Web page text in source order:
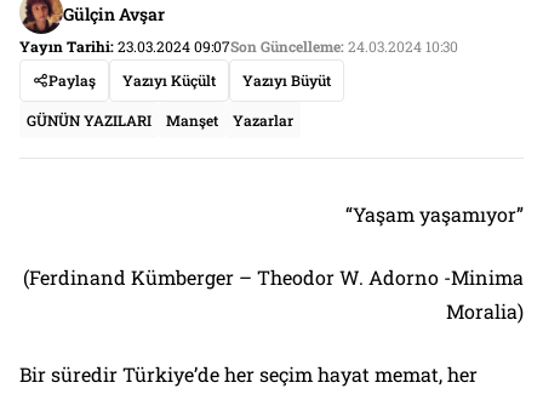
Gülçin Avşar
Yayın Tarihi:23.03.2024 09:07Son Güncelleme:24.03.2024 10:30
Paylaş
Yazıyı Küçült Yazıyı Büyüt
GÜNÜN YAZILARI Manşet Yazarlar
“Yaşam yaşamıyor”
(Ferdinand Kümberger – Theodor W. Adorno -Minima
Moralia)
Bir süredir Türkiye’de her seçim hayat memat, her